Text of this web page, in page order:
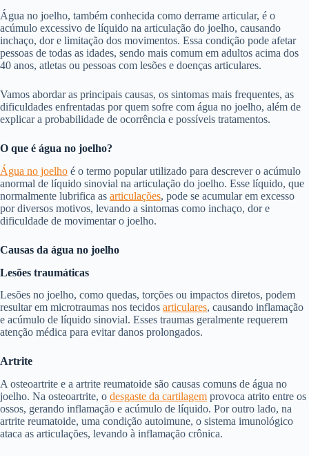
Água no joelho, também conhecida como derrame articular, é o
acúmulo excessivo de líquido na articulação do joelho, causando
inchaço, dor e limitação dos movimentos. Essa condição pode afetar
pessoas de todas as idades, sendo mais comum em adultos acima dos
40 anos, atletas ou pessoas com lesões e doenças articulares.
Vamos abordar as principais causas, os sintomas mais frequentes, as
dificuldades enfrentadas por quem sofre com água no joelho, além de
explicar a probabilidade de ocorrência e possíveis tratamentos.
O que é água no joelho?
Água no joelho é o termo popular utilizado para descrever o acúmulo
anormal de líquido sinovial na articulação do joelho. Esse líquido, que
normalmente lubrifica as articulações, pode se acumular em excesso
por diversos motivos, levando a sintomas como inchaço, dor e
dificuldade de movimentar o joelho.
Causas da água no joelho
Lesões traumáticas
Lesões no joelho, como quedas, torções ou impactos diretos, podem
resultar em microtraumas nos tecidos articulares, causando inflamação
e acúmulo de líquido sinovial. Esses traumas geralmente requerem
atenção médica para evitar danos prolongados.
Artrite
A osteoartrite e a artrite reumatoide são causas comuns de água no
joelho. Na osteoartrite, o desgaste da cartilagem provoca atrito entre os
ossos, gerando inflamação e acúmulo de líquido. Por outro lado, na
artrite reumatoide, uma condição autoimune, o sistema imunológico
ataca as articulações, levando à inflamação crônica.